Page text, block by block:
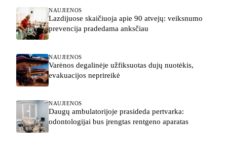
NAUJIENOS
Lazdijuose skaičiuoja apie 90 atvejų: veiksnumo
prevencija pradedama anksčiau
NAUJIENOS
Varėnos degalinėje užfiksuotas dujų nuotėkis,
evakuacijos neprireikė
NAUJIENOS
Daugų ambulatorijoje prasideda pertvarka:
odontologijai bus įrengtas rentgeno aparatas